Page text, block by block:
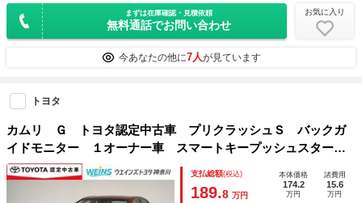
まずは在庫確認・見積依頼
無料通話でお問い合わせ
お気に入り
今あなたの他に7人が見ています
トヨタ
カムリ Ｇ トヨタ認定中古車 プリクラッシュＳ バックガ
イドモニター １オーナー車 スマートキープッシュスター
ト ＴＶナビ オ－トエアコン パワーステアリング ＡＢ
Ｓ ＥＳＣ 運転席Ｐシート 記録簿
支払総額(税込)
189.8 万円
本体価格
174.2
万円
諸費用
15.6
万円